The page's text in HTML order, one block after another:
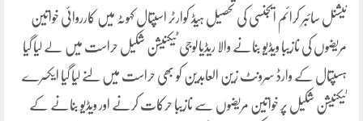
نیشنل سائبر کرائم ایجنسی کی تحصیل ہیڈ کوارٹر اسپتال کہوٹہ میں کارروائی خواتین
مریضوں کی نازیبا ویڈیو بنانے والا ریڈیالوجی ٹیکنیشن شکیل حراست میں لے لیا گیا
ہسپتال کے وارڈ سرونٹ زین العابدین کو بھی حراست میں لںے لیا گیا ایکسرے
ٹیکنیشن شکیل پر خواتین مریضوں سے نازیبا حرکات کرنے اور ویڈیو بنانے کے